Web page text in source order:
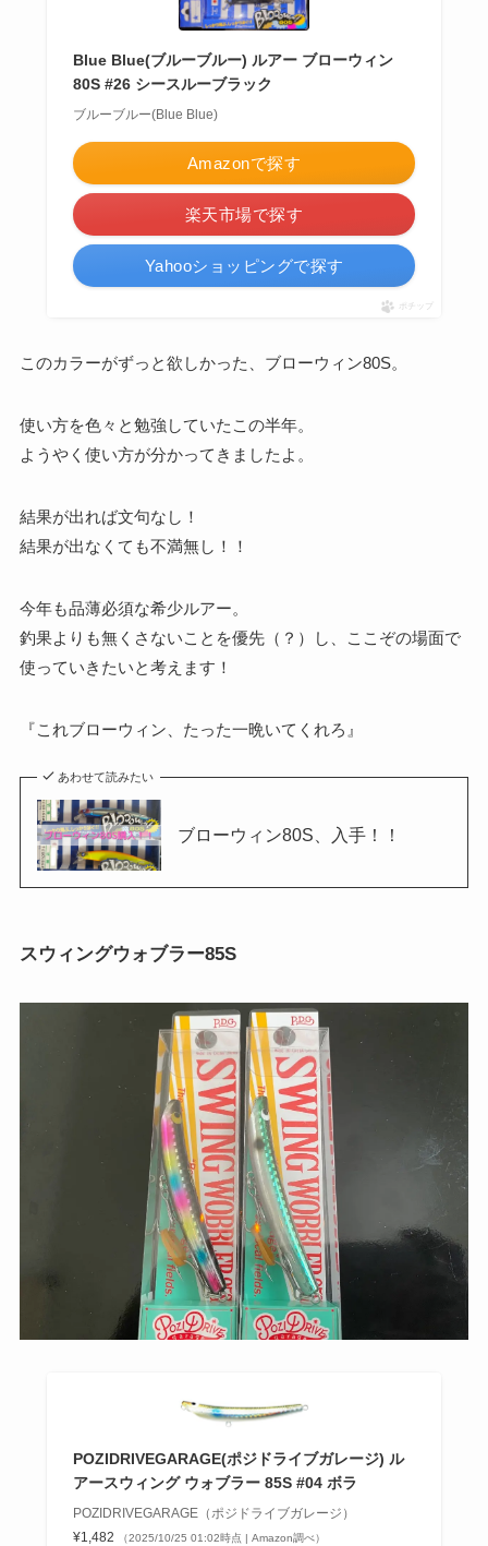
Blue Blue(ブルーブルー) ルアー ブローウィン
80S #26 シースルーブラック
ブルーブルー(Blue Blue)
Amazonで探す
楽天市場で探す
Yahooショッピングで探す
ポチップ
このカラーがずっと欲しかった、ブローウィン80S。
使い方を色々と勉強していたこの半年。
ようやく使い方が分かってきましたよ。
結果が出れば文句なし！
結果が出なくても不満無し！！
今年も品薄必須な希少ルアー。
釣果よりも無くさないことを優先（？）し、ここぞの場面で
使っていきたいと考えます！
『これブローウィン、たった一晩いてくれろ』
あわせて読みたい
ブローウィン80S、入手！！
スウィングウォブラー85S
POZIDRIVEGARAGE(ポジドライブガレージ) ル
アースウィング ウォブラー 85S #04 ボラ
POZIDRIVEGARAGE（ポジドライブガレージ）
¥1,482
（2025/10/25 01:02時点 | Amazon調べ）